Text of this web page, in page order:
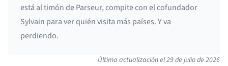
está al timón de Parseur, compite con el cofundador
Sylvain para ver quién visita más países. Y va
perdiendo.
Última actualización el29 de julio de 2026